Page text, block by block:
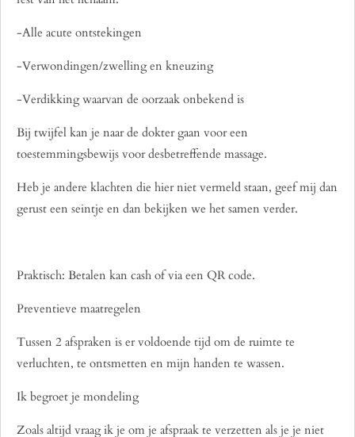
-Alle acute ontstekingen
-Verwondingen/zwelling en kneuzing
-Verdikking waarvan de oorzaak onbekend is
Bij twijfel kan je naar de dokter gaan voor een
toestemmingsbewijs voor desbetreffende massage.
Heb je andere klachten die hier niet vermeld staan, geef mij dan
gerust een seintje en dan bekijken we het samen verder.
Praktisch: Betalen kan cash of via een QR code.
Preventieve maatregelen
Tussen 2 afspraken is er voldoende tijd om de ruimte te
verluchten, te ontsmetten en mijn handen te wassen.
Ik begroet je mondeling
Zoals altijd vraag ik je om je afspraak te verzetten als je je niet